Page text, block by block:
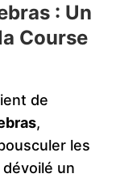
: Un
Course
de
,
les
un